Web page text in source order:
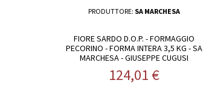
PRODUTTORE: SA MARCHESA
FIORE SARDO D.O.P. - FORMAGGIO
PECORINO - FORMA INTERA 3,5 KG - SA
MARCHESA - GIUSEPPE CUGUSI
Prezzo
124,01 €